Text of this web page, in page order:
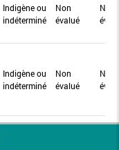
Indigène ou
indéterminé
Non
évalué
Non
Indigène ou
indéterminé
Non
évalué
Non